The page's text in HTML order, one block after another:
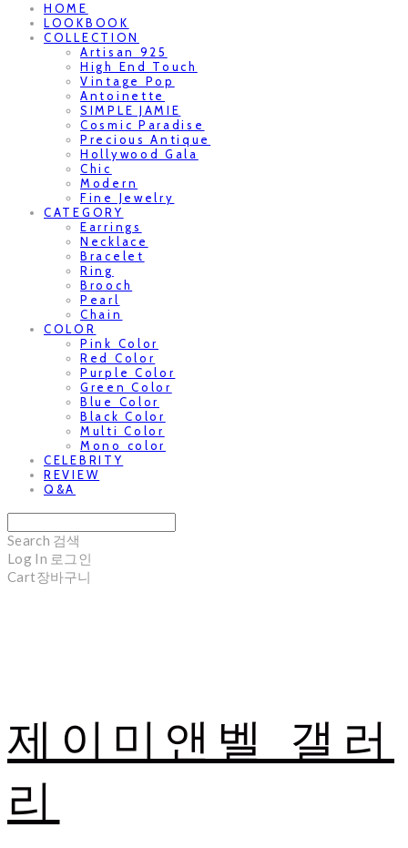
HOME
LOOKBOOK
COLLECTION
Artisan 925
High End Touch
Vintage Pop
Antoinette
SIMPLE JAMIE
Cosmic Paradise
Precious Antique
Hollywood Gala
Chic
Modern
Fine Jewelry
CATEGORY
Earrings
Necklace
Bracelet
Ring
Brooch
Pearl
Chain
COLOR
Pink Color
Red Color
Purple Color
Green Color
Blue Color
Black Color
Multi Color
Mono color
CELEBRITY
REVIEW
Q&A
Search 검색
Log In 로그인
Cart장바구니
제이미앤벨 갤러
리